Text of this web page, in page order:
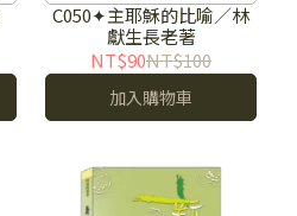
方向。
C050✦主耶穌的比喻／林
獻生長老著
NT$90NT$100
加入購物車